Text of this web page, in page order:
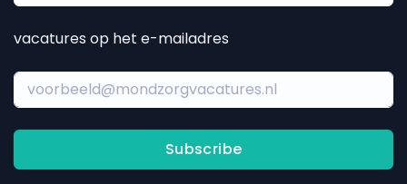
vacatures op het e-mailadres
Subscribe